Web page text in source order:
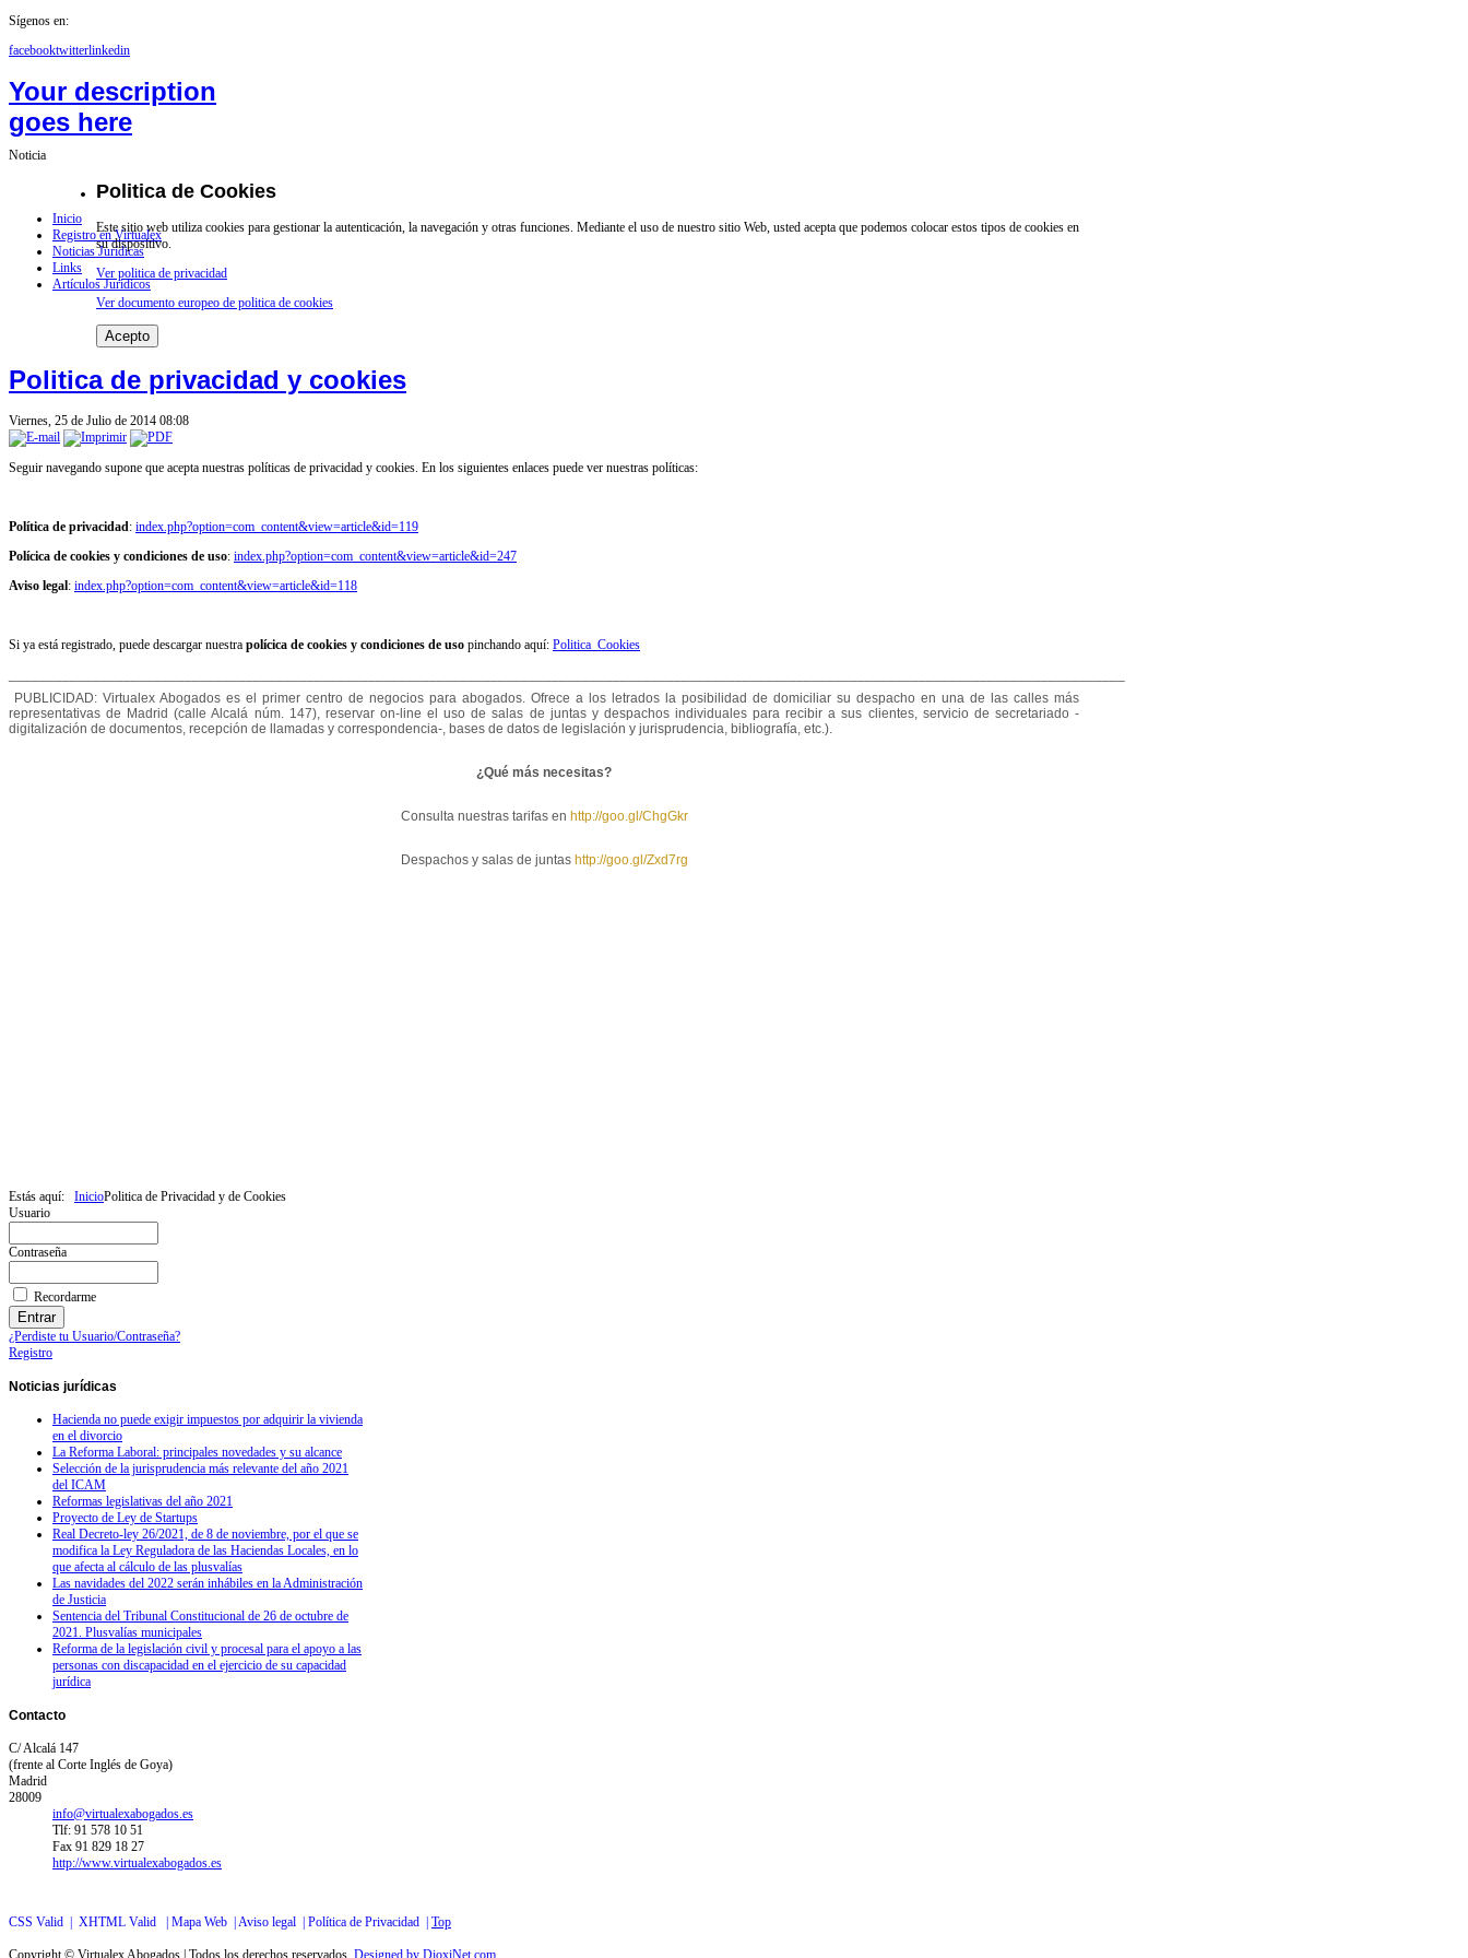
Sígenos en:
facebooktwitterlinkedin
Your description
goes here
Inicio
Registro en Virtualex
Noticias Jurídicas
Links
Artículos Jurídicos
Noticia
Politica de Cookies
Este sitio web utiliza cookies para gestionar la autenticación, la navegación y otras funciones. Mediante el uso de nuestro sitio Web, usted acepta que podemos colocar estos tipos de cookies en
su dispositivo.
Ver politica de privacidad
Ver documento europeo de politica de cookies
Acepto
Politica de privacidad y cookies
Viernes, 25 de Julio de 2014 08:08
Seguir navegando supone que acepta nuestras políticas de privacidad y cookies. En los siguientes enlaces puede ver nuestras políticas:
Política de privacidad: index.php?option=com_content&view=article&id=119
Polícica de cookies y condiciones de uso: index.php?option=com_content&view=article&id=247
Aviso legal: index.php?option=com_content&view=article&id=118
Si ya está registrado, puede descargar nuestra polícica de cookies y condiciones de uso pinchando aquí: Politica_Cookies
PUBLICIDAD: Virtualex Abogados es el primer centro de negocios para abogados. Ofrece a los letrados la posibilidad de domiciliar su despacho en una de las calles más
representativas de Madrid (calle Alcalá núm. 147), reservar on-line el uso de salas de juntas y despachos individuales para recibir a sus clientes, servicio de secretariado -
digitalización de documentos, recepción de llamadas y correspondencia-, bases de datos de legislación y jurisprudencia, bibliografía, etc.).
¿Qué más necesitas?
Consulta nuestras tarifas en http://goo.gl/ChgGkr
Despachos y salas de juntas http://goo.gl/Zxd7rg
Estás aquí: InicioPolitica de Privacidad y de Cookies
Usuario
Contraseña
Recordarme
¿Perdiste tu Usuario/Contraseña?
Registro
Noticias jurídicas
Hacienda no puede exigir impuestos por adquirir la vivienda
en el divorcio
La Reforma Laboral: principales novedades y su alcance
Selección de la jurisprudencia más relevante del año 2021
del ICAM
Reformas legislativas del año 2021
Proyecto de Ley de Startups
Real Decreto-ley 26/2021, de 8 de noviembre, por el que se
modifica la Ley Reguladora de las Haciendas Locales, en lo
que afecta al cálculo de las plusvalías
Las navidades del 2022 serán inhábiles en la Administración
de Justicia
Sentencia del Tribunal Constitucional de 26 de octubre de
2021. Plusvalías municipales
Reforma de la legislación civil y procesal para el apoyo a las
personas con discapacidad en el ejercicio de su capacidad
jurídica
Contacto
C/ Alcalá 147
(frente al Corte Inglés de Goya)
Madrid
28009
info@virtualexabogados.es
Tlf: 91 578 10 51
Fax 91 829 18 27
http://www.virtualexabogados.es
CSS Valid | XHTML Valid | Mapa Web |Aviso legal | Política de Privacidad | Top
Copyright © Virtualex Abogados | Todos los derechos reservados. Designed by DioxiNet.com